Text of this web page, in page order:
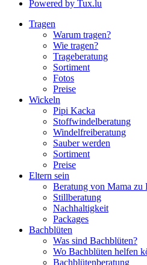
Powered by Tux.lu
Tragen
Warum tragen?
Wie tragen?
Trageberatung
Sortiment
Fotos
Preise
Wickeln
Pipi Kacka
Stoffwindelberatung
Windelfreiberatung
Sauber werden
Sortiment
Preise
Eltern sein
Beratung von Mama zu
Stillberatung
Nachhaltigkeit
Packages
Bachblüten
Was sind Bachblüten?
Wo Bachblüten helfen
Bachblütenberatung